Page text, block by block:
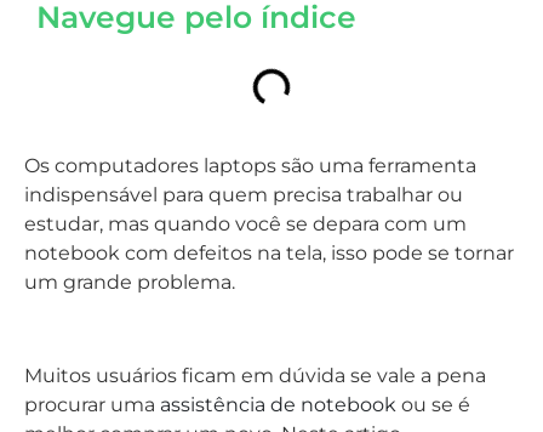
estudar, mas quando você se depara com um
Muitos usuários ficam em dúvida se vale a pena
procurar uma assistência de notebookou se é
melhor comprar um novo. Neste artigo,
discutiremos algumas das principais causas de
defeitos na tela do notebook e ajudaremos você a
Table of Contents
Notebook com defeitos na tela: Tela preta